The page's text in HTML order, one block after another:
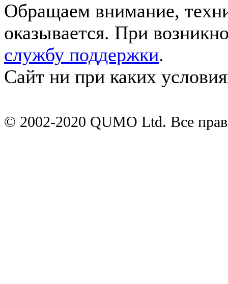
Обращаем внимание,
оказывается. При
службу поддержки.
Сайт ни при каких
© 2002-2020 QUMO Ltd. Все